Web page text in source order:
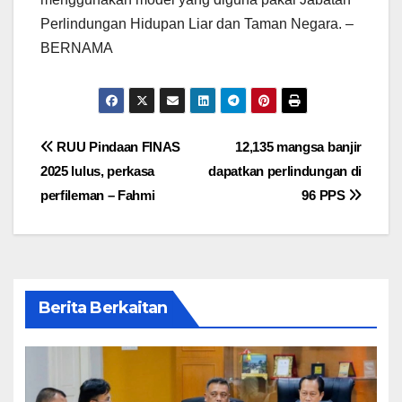
Perlindungan Hidupan Liar dan Taman Negara. –
BERNAMA
Post
navigation
12,135 mangsa banjir
dapatkan perlindungan di
96 PPS
RUU Pindaan FINAS
2025 lulus, perkasa
perfileman – Fahmi
Berita Berkaitan